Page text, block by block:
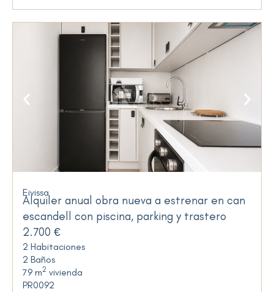
Eivissa
Alquiler anual obra nueva a estrenar en can
escandell con piscina, parking y trastero
2.700 €
2 Habitaciones
2 Baños
79 m2 vivienda
PR0092